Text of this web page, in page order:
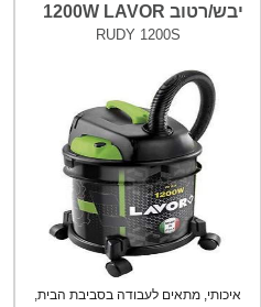
יבש/רטוב 1200W LAVOR
RUDY 1200S
איכותי, מתאים לעבודה בסביבת הבית,